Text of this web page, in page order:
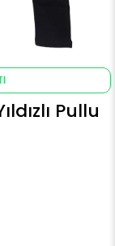
Pullu